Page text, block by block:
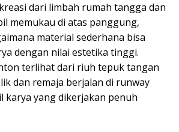
dari limbah rumah tangga dan
memukau di atas panggung,
material sederhana bisa
dengan nilai estetika tinggi.
terlihat dari riuh tepuk tangan
dan remaja berjalan di runway
karya yang dikerjakan penuh